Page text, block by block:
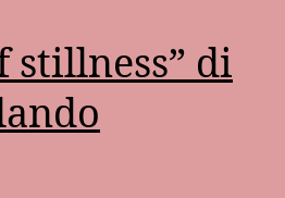
stillness” di